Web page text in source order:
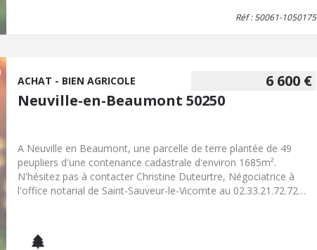
Réf : 50061-1050175
6 600 €
ACHAT - BIEN AGRICOLE
Neuville-en-Beaumont 50250
A Neuville en Beaumont, une parcelle de terre plantée de 49
peupliers d'une contenance cadastrale d'environ 1685m².
N'hésitez pas à contacter Christine Duteurtre, Négociatrice à
l'office notarial de Saint-Sauveur-le-Vicomte au 02.33.21.72.72